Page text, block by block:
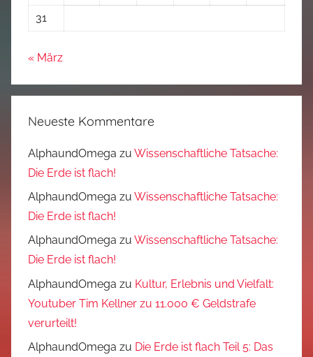
31
« März
Neueste Kommentare
AlphaundOmega zu Wissenschaftliche Tatsache:
Die Erde ist flach!
AlphaundOmega zu Wissenschaftliche Tatsache:
Die Erde ist flach!
AlphaundOmega zu Wissenschaftliche Tatsache:
Die Erde ist flach!
AlphaundOmega zu Kultur, Erlebnis und Vielfalt:
Youtuber Tim Kellner zu 11.000 € Geldstrafe
verurteilt!
AlphaundOmega zu Die Erde ist flach Teil 5: Das